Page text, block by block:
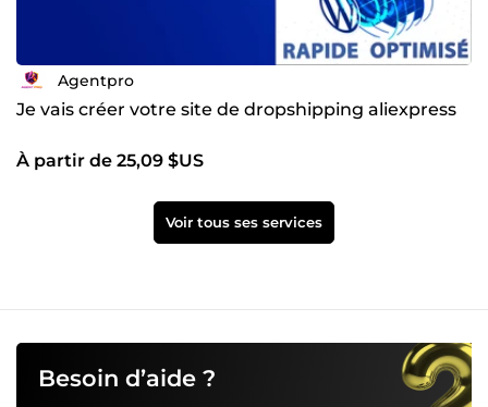
Agentpro
Je vais créer votre site de dropshipping aliexpress
À partir de 25,09 $US
Voir tous ses services
Besoin d’aide ?